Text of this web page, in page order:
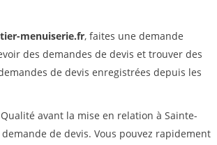
menuiserie.fr, faites une demande
des demandes de devis et trouver des
de devis enregistrées depuis les
avant la mise en relation à Sainte-
de devis. Vous pouvez rapidement